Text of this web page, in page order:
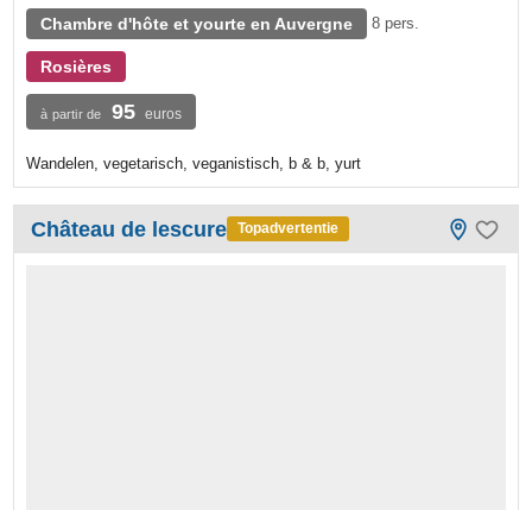
Chambre d'hôte et yourte en Auvergne 8 pers.
Rosières
à partir de 95 euros
Wandelen, vegetarisch, veganistisch, b & b, yurt
Château de lescure Topadvertentie